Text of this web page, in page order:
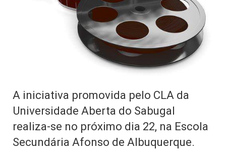
A iniciativa promovida pelo CLA da
Universidade Aberta do Sabugal
realiza-se no próximo dia 22, na Escola
Secundária Afonso de Albuquerque.